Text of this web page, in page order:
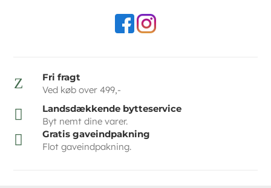
Z
Fri fragt
Ved køb over 499,-

Landsdækkende bytteservice
Byt nemt dine varer.

Gratis gaveindpakning
Flot gaveindpakning.